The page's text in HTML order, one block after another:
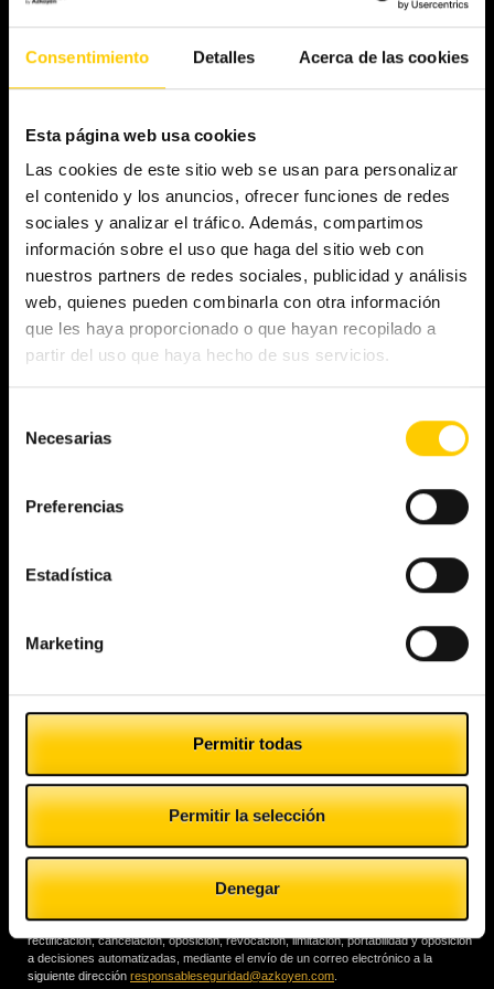
Consentimiento Detalles Acerca de las cookies
Esta página web usa cookies
Las cookies de este sitio web se usan para personalizar
el contenido y los anuncios, ofrecer funciones de redes
sociales y analizar el tráfico. Además, compartimos
información sobre el uso que haga del sitio web con
nuestros partners de redes sociales, publicidad y análisis
web, quienes pueden combinarla con otra información
que les haya proporcionado o que hayan recopilado a
partir del uso que haya hecho de sus servicios.
Necesarias
Preferencias
Estadística
Marketing
Permitir todas
Permitir la selección
Denegar